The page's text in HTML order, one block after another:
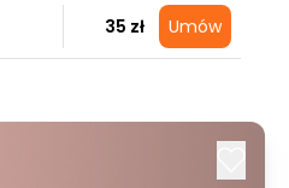
35 zł Umów